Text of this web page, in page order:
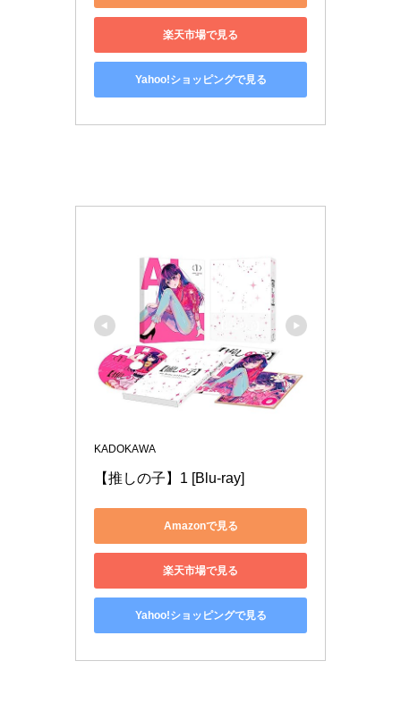
楽天市場で見る
Yahoo!ショッピングで見る
KADOKAWA
【推しの子】1 [Blu-ray]
Amazonで見る
楽天市場で見る
Yahoo!ショッピングで見る